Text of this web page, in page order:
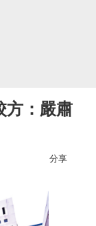
：嚴肅
分享